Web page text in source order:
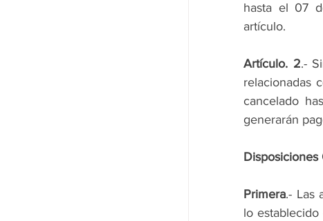
hasta el 07
artículo.
Artículo. 2.-
relacionadas
cancelado
generarán
Disposiciones
Primera.- Las
lo establecido